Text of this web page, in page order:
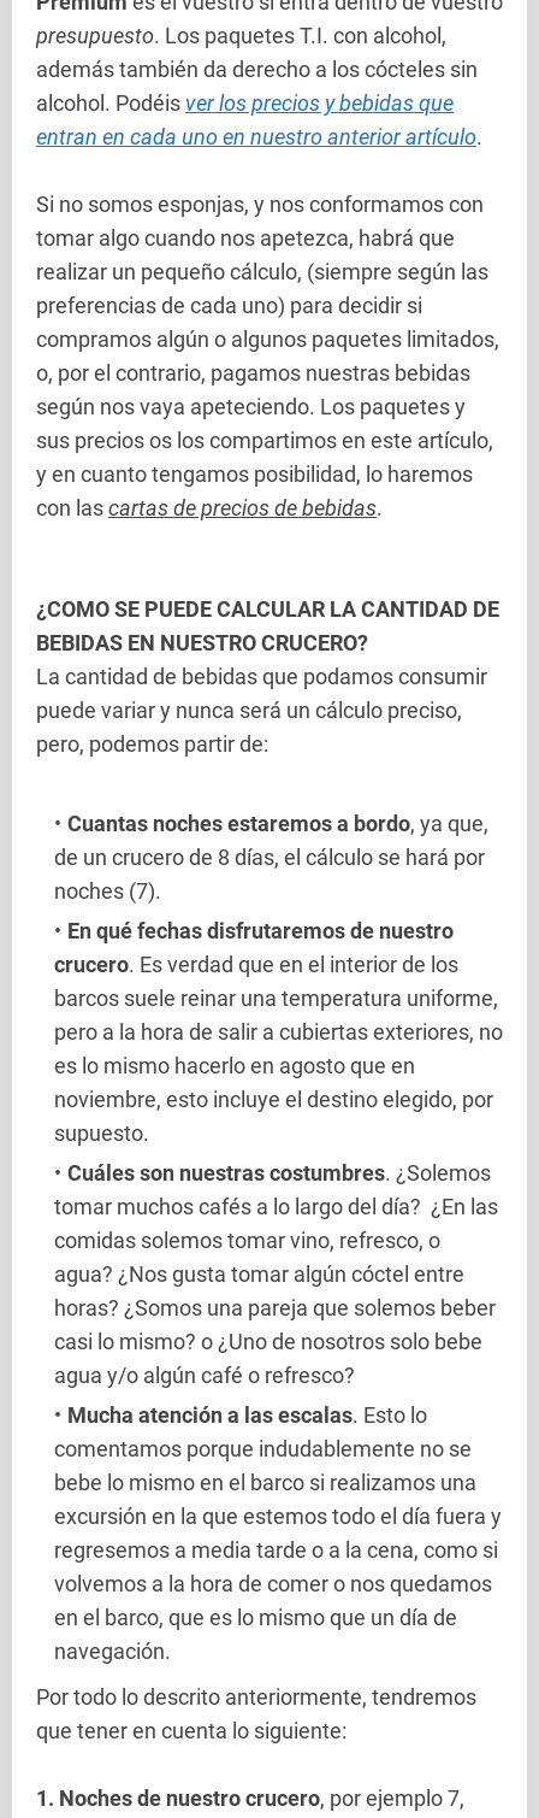
presupuesto. Los paquetes T.I. con alcohol,
además también da derecho a los cócteles sin
alcohol. Podéis ver los precios y bebidas que
entran en cada uno en nuestro anterior artículo.
Si no somos esponjas, y nos conformamos con
tomar algo cuando nos apetezca, habrá que
realizar un pequeño cálculo, (siempre según las
preferencias de cada uno) para decidir si
compramos algún o algunos paquetes limitados,
o, por el contrario, pagamos nuestras bebidas
según nos vaya apeteciendo. Los paquetes y
sus precios os los compartimos en este artículo,
y en cuanto tengamos posibilidad, lo haremos
con lascartas de precios de bebidas.
¿COMO SE PUEDE CALCULAR LA CANTIDAD DE
BEBIDAS EN NUESTRO CRUCERO?
La cantidad de bebidas que podamos consumir
puede variar y nunca será un cálculo preciso,
pero, podemos partir de:
Cuantas noches estaremos a bordo, ya que,
de un crucero de 8 días, el cálculo se hará por
noches (7).
En qué fechas disfrutaremos de nuestro
crucero. Es verdad que en el interior de los
barcos suele reinar una temperatura uniforme,
pero a la hora de salir a cubiertas exteriores, no
es lo mismo hacerlo en agosto que en
noviembre, esto incluye el destino elegido, por
supuesto.
Cuáles son nuestras costumbres. ¿Solemos
tomar muchos cafés a lo largo del día? ¿En las
comidas solemos tomar vino, refresco, o
agua? ¿Nos gusta tomar algún cóctel entre
horas? ¿Somos una pareja que solemos beber
casi lo mismo? o ¿Uno de nosotros solo bebe
agua y/o algún café o refresco?
Mucha atención a las escalas. Esto lo
comentamos porque indudablemente no se
bebe lo mismo en el barco si realizamos una
excursión en la que estemos todo el día fuera y
regresemos a media tarde o a la cena, como si
volvemos a la hora de comer o nos quedamos
en el barco, que es lo mismo que un día de
navegación.
Por todo lo descrito anteriormente, tendremos
que tener en cuenta lo siguiente:
1. Noches de nuestro crucero, por ejemplo 7,